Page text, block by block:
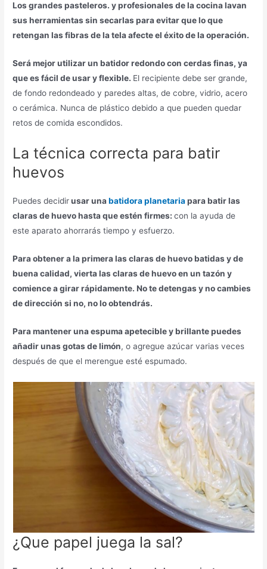
Los grandes pasteleros. y profesionales de la cocina lavan
sus herramientas sin secarlas para evitar que lo que
retengan las fibras de la tela afecte el éxito de la operación.
Será mejor utilizar un batidor redondo con cerdas finas, ya
que es fácil de usar y flexible. El recipiente debe ser grande,
de fondo redondeado y paredes altas, de cobre, vidrio, acero
o cerámica. Nunca de plástico debido a que pueden quedar
retos de comida escondidos.
La técnica correcta para batir
huevos
Puedes decidirusar unabatidora planetariapara batir las
claras de huevo hasta que estén firmes:con la ayuda de
este aparato ahorrarás tiempo y esfuerzo.
Para obtener a la primera las claras de huevo batidas y de
buena calidad, vierta las claras de huevo en un tazón y
comience a girar rápidamente. No te detengas y no cambies
de dirección si no, no lo obtendrás.
Para mantener una espuma apetecible y brillante puedes
añadir unas gotas de limón, o agregue azúcar varias veces
después de que el merengue esté espumado.
¿Que papel juega la sal?